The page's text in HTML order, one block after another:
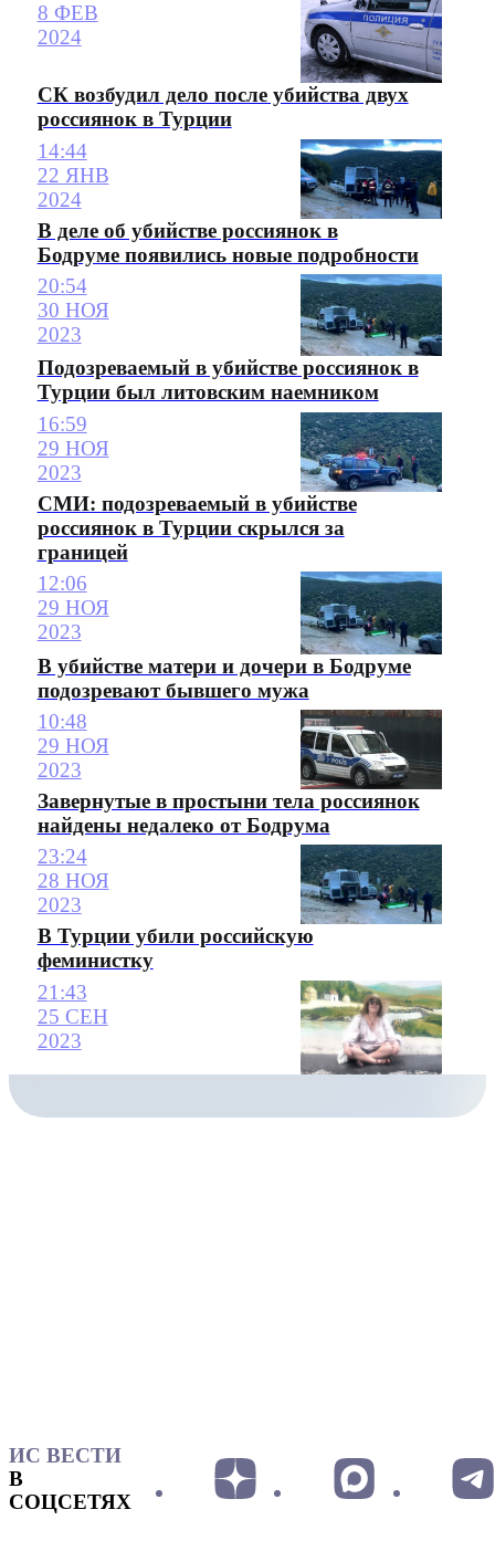
8 ФЕВ
2024
СК возбудил дело после убийства двух
россиянок в Турции
14:44
22 ЯНВ
2024
В деле об убийстве россиянок в
Бодруме появились новые подробности
20:54
30 НОЯ
2023
Подозреваемый в убийстве россиянок в
Турции был литовским наемником
16:59
29 НОЯ
2023
СМИ: подозреваемый в убийстве
россиянок в Турции скрылся за
границей
12:06
29 НОЯ
2023
В убийстве матери и дочери в Бодруме
подозревают бывшего мужа
10:48
29 НОЯ
2023
Завернутые в простыни тела россиянок
найдены недалеко от Бодрума
23:24
28 НОЯ
2023
В Турции убили российскую
феминистку
21:43
25 СЕН
2023
ИС ВЕСТИ
В
СОЦСЕТЯХ